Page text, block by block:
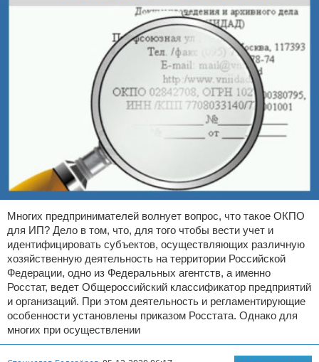
Многих предпринимателей волнует вопрос, что такое ОКПО
для ИП? Дело в том, что, для того чтобы вести учет и
идентифицировать субъектов, осуществляющих различную
хозяйственную деятельность на территории Российской
Федерации, одно из Федеральных агентств, а именно
Росстат, ведет Общероссийский классификатор предприятий
и организаций. При этом деятельность и регламентирующие
особенности установлены приказом Росстата. Однако для
многих при осуществлении